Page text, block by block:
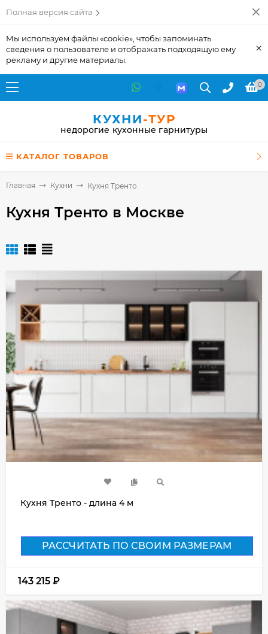
Полная версия сайта
Мы используем файлы «cookie», чтобы запоминать
сведения о пользователе и отображать подходящую ему
рекламу и другие материалы.
×
0
КУХНИ-ТУР
недорогие кухонные гарнитуры
КАТАЛОГ ТОВАРОВ
Главная Кухни Кухня Тренто
Кухня Тренто в Москве
Кухня Тренто - длина 4 м
РАССЧИТАТЬ ПО СВОИМ РАЗМЕРАМ
143 215 ₽